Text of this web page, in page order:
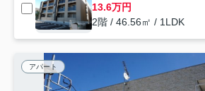
13.6万円
2階 / 46.56㎡ / 1LDK
アパート